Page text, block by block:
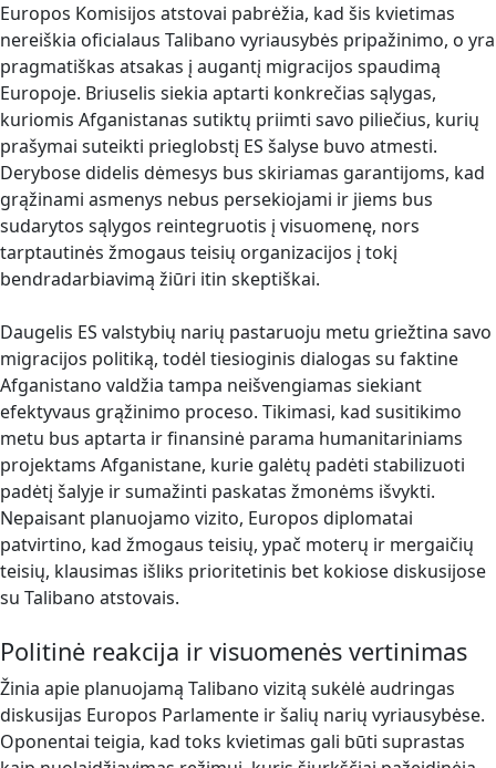
Europos Komisijos atstovai pabrėžia, kad šis kvietimas
nereiškia oficialaus Talibano vyriausybės pripažinimo, o yra
pragmatiškas atsakas į augantį migracijos spaudimą
Europoje. Briuselis siekia aptarti konkrečias sąlygas,
kuriomis Afganistanas sutiktų priimti savo piliečius, kurių
prašymai suteikti prieglobstį ES šalyse buvo atmesti.
Derybose didelis dėmesys bus skiriamas garantijoms, kad
grąžinami asmenys nebus persekiojami ir jiems bus
sudarytos sąlygos reintegruotis į visuomenę, nors
tarptautinės žmogaus teisių organizacijos į tokį
bendradarbiavimą žiūri itin skeptiškai.
Daugelis ES valstybių narių pastaruoju metu griežtina savo
migracijos politiką, todėl tiesioginis dialogas su faktine
Afganistano valdžia tampa neišvengiamas siekiant
efektyvaus grąžinimo proceso. Tikimasi, kad susitikimo
metu bus aptarta ir finansinė parama humanitariniams
projektams Afganistane, kurie galėtų padėti stabilizuoti
padėtį šalyje ir sumažinti paskatas žmonėms išvykti.
Nepaisant planuojamo vizito, Europos diplomatai
patvirtino, kad žmogaus teisių, ypač moterų ir mergaičių
teisių, klausimas išliks prioritetinis bet kokiose diskusijose
su Talibano atstovais.
Politinė reakcija ir visuomenės vertinimas
Žinia apie planuojamą Talibano vizitą sukėlė audringas
diskusijas Europos Parlamente ir šalių narių vyriausybėse.
Oponentai teigia, kad toks kvietimas gali būti suprastas